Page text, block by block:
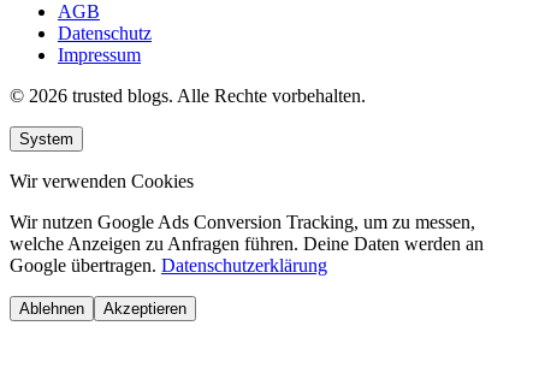
AGB
Datenschutz
Impressum
© 2026 trusted blogs. Alle Rechte vorbehalten.
System
Wir verwenden Cookies
Wir nutzen Google Ads Conversion Tracking, um zu messen,
welche Anzeigen zu Anfragen führen. Deine Daten werden an
Google übertragen. Datenschutzerklärung
Ablehnen Akzeptieren